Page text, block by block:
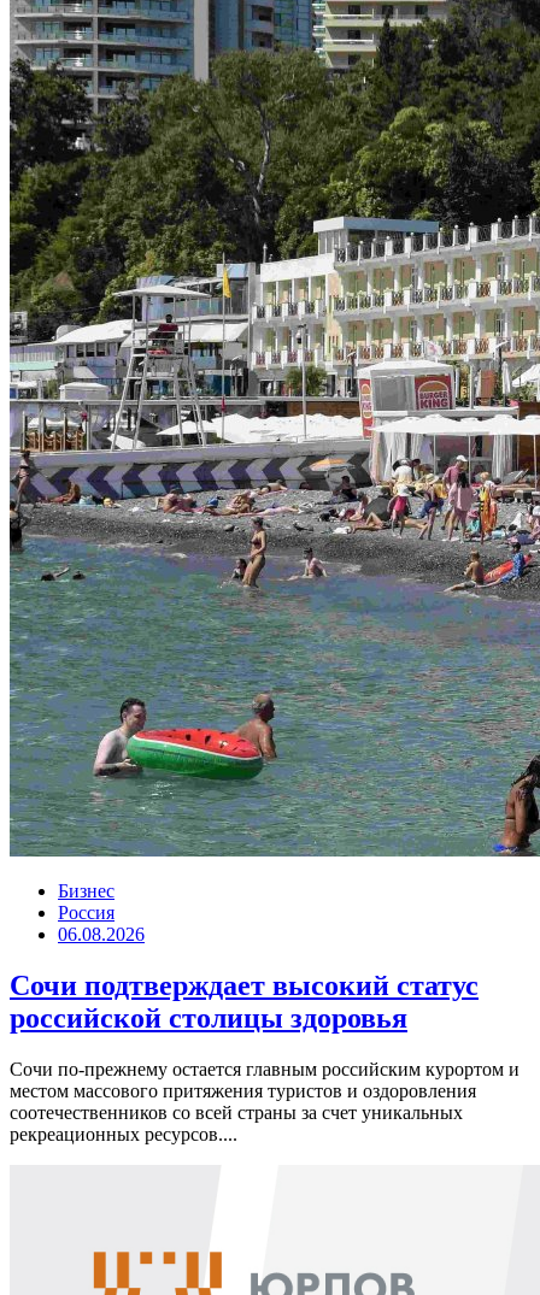
Бизнес
Россия
06.08.2026
Сочи подтверждает высокий статус
российской столицы здоровья
Сочи по-прежнему остается главным российским курортом и
местом массового притяжения туристов и оздоровления
соотечественников со всей страны за счет уникальных
рекреационных ресурсов....